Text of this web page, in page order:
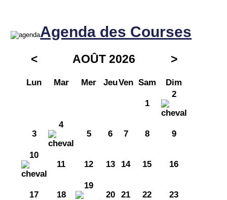
Agenda des Courses
< AOÛT 2026 >
Lun Mar Mer JeuVen Sam Dim
1
2
3
4
5
6 7 8 9
10
11
12 13 14 15 16
17 18
19
20
21 22 23